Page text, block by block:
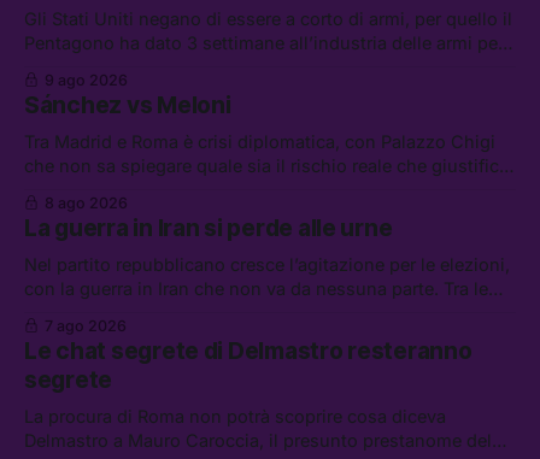
Gli Stati Uniti negano di essere a corto di armi, per quello il
Pentagono ha dato 3 settimane all’industria delle armi per
continuerà ad usare i servizi di Palantir, la protesta contro
La Russa, e la centrale elettrica di Amazon in Texas
9 ago 2026
Sánchez vs Meloni
Tra Madrid e Roma è crisi diplomatica, con Palazzo Chigi
che non sa spiegare quale sia il rischio reale che giustifica
di difesa tra Arabia Saudita, Pakistan e Turchia, la crisi del
carburante irregolare, e un altro caso di IA ribelle
8 ago 2026
La guerra in Iran si perde alle urne
Nel partito repubblicano cresce l’agitazione per le elezioni,
con la guerra in Iran che non va da nessuna parte. Tra le
lavoro, Schlein prova a mettere in sicurezza la coalizione, e
che cos’è lo “Spiralismo,” la religione degli agenti IA
7 ago 2026
Le chat segrete di Delmastro resteranno
segrete
La procura di Roma non potrà scoprire cosa diceva
Delmastro a Mauro Caroccia, il presunto prestanome del